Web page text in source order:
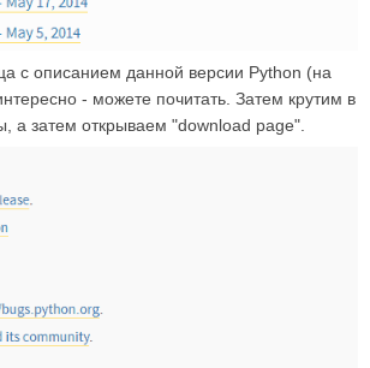
с описанием данной версии Python (на
- можете почитать. Затем крутим в
а затем открываем "download page".